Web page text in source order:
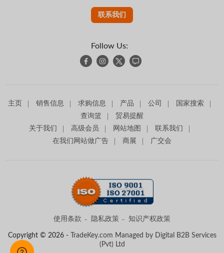
联系我们
Follow Us:
主页 销售信息 求购信息 产品 公司
国家搜索
查询篮
贸易提醒
关于我们
高级会员 网站地图
联系我们
在我们网站做广告
商展 广交会
使用条款 隐私政策 知识产权政策
Copyright © 2026 - TradeKey.com Managed by Digital B2B Services
(Pvt) Ltd